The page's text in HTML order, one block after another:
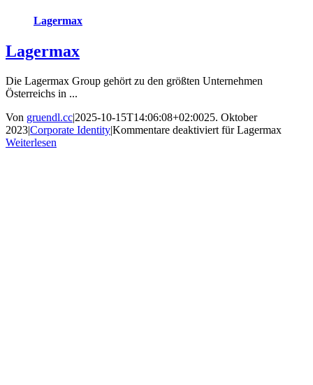
Lagermax
Lagermax
Die Lagermax Group gehört zu den größten Unternehmen
Österreichs in ...
Von gruendl.cc|2025-10-15T14:06:08+02:0025. Oktober
2023|Corporate Identity|Kommentare deaktiviert für Lagermax
Weiterlesen